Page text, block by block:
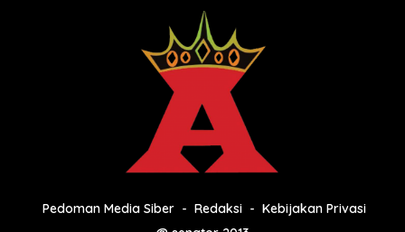
Pedoman Media Siber Redaksi
Kebijakan Privasi